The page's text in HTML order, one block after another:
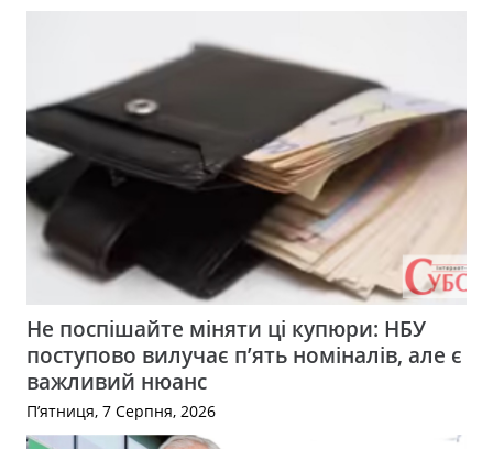
Не поспішайте міняти ці купюри: НБУ
поступово вилучає п’ять номіналів, але є
важливий нюанс
П’ятниця, 7 Серпня, 2026